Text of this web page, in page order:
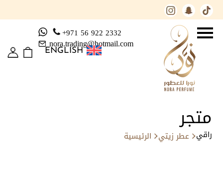
+971 56 922 2332
nora.trading@hotmail.com
ENGLISH
متجر
الرئيسية عطر زيتي راقي